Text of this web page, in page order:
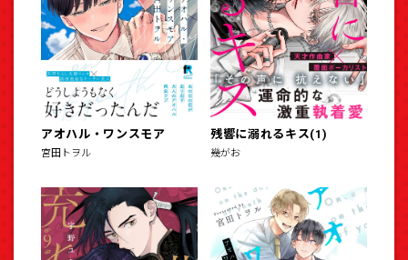
アオハル・ワンスモア
宮田トヲル
残響に溺れるキス(1)
幾がお